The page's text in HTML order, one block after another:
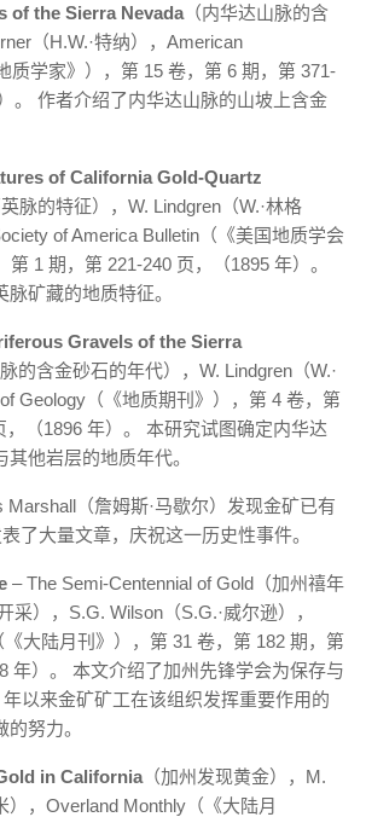
of the Sierra Nevada （内华达山脉的含
（H.W.·特纳），American
质学家》），第 15 卷，第 6 期，第 371-
。 作者介绍了内华达山脉的山坡上含金
of California Gold-Quartz
英脉的特征），W. Lindgren（W.·林格
of America Bulletin（《美国地质学会
1 期，第 221-240 页，（1895 年）。
矿藏的地质特征。
Gravels of the Sierra
脉的含金砂石的年代），W. Lindgren（W.·
Geology（《地质期刊》），第 4 卷，第
，（1896 年）。 本研究试图确定内华达
他岩层的地质年代。
Marshall（詹姆斯·马歇尔）发现金矿已有
了大量文章，庆祝这一历史性事件。
– The Semi-Centennial of Gold（加州禧年
），S.G. Wilson（S.G.·威尔逊），
大陆月刊》），第 31 卷，第 182 期，第
年）。 本文介绍了加州先锋学会为保存与
以来金矿矿工在该组织发挥重要作用的
努力。
in California （加州发现黄金），M.
），Overland Monthly（《大陆月